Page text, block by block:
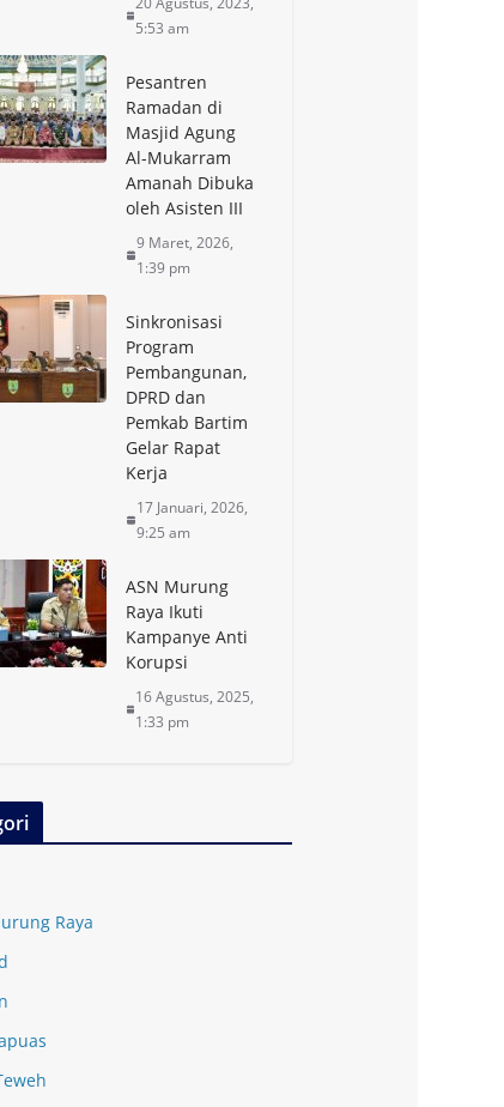
5:53 am
Pesantren
Ramadan di
Masjid Agung
Al-Mukarram
Amanah Dibuka
oleh Asisten III
9 Maret, 2026,
1:39 pm
Sinkronisasi
Program
Pembangunan,
DPRD dan
Pemkab Bartim
Gelar Rapat
Kerja
17 Januari, 2026,
9:25 am
ASN Murung
Raya Ikuti
Kampanye Anti
Korupsi
16 Agustus, 2025,
1:33 pm
Raya